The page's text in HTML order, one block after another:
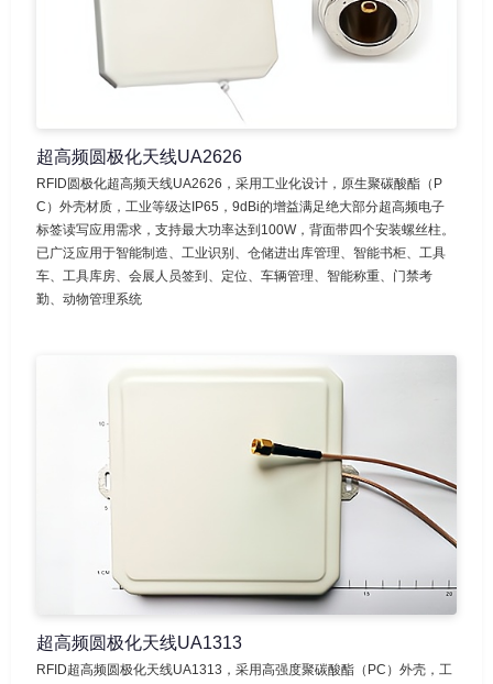
超高频圆极化天线UA2626
RFID圆极化超高频天线UA2626，采用工业化设计，原生聚碳酸酯（P
C）外壳材质，工业等级达IP65，9dBi的增益满足绝大部分超高频电子
标签读写应用需求，支持最大功率达到100W，背面带四个安装螺丝柱。
已广泛应用于智能制造、工业识别、仓储进出库管理、智能书柜、工具
车、工具库房、会展人员签到、定位、车辆管理、智能称重、门禁考
勤、动物管理系统
超高频圆极化天线UA1313
RFID超高频圆极化天线UA1313，采用高强度聚碳酸酯（PC）外壳，工